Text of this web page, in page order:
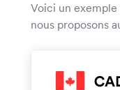
Voici un
nous proposons